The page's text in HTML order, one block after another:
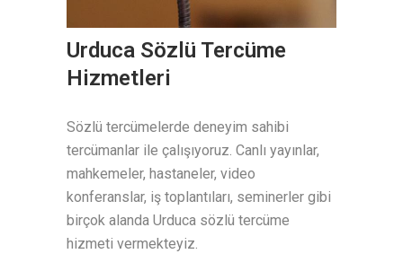
Urduca Sözlü Tercüme
Hizmetleri
Sözlü tercümelerde deneyim sahibi
tercümanlar ile çalışıyoruz. Canlı yayınlar,
mahkemeler, hastaneler, video
konferanslar, iş toplantıları, seminerler gibi
birçok alanda Urduca sözlü tercüme
hizmeti vermekteyiz.